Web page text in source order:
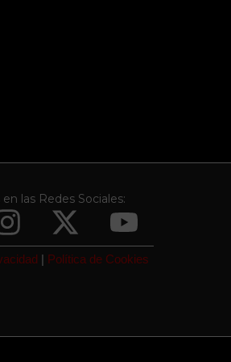
las Redes Sociales:
| Política de Cookies